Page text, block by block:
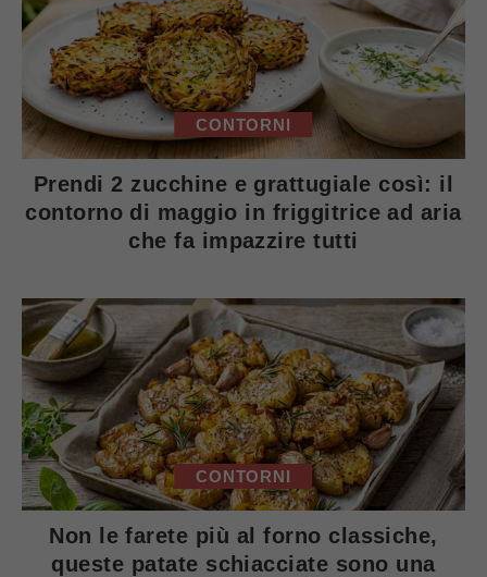
CONTORNI
Prendi 2 zucchine e grattugiale così: il
contorno di maggio in friggitrice ad aria
che fa impazzire tutti
CONTORNI
Non le farete più al forno classiche,
queste patate schiacciate sono una